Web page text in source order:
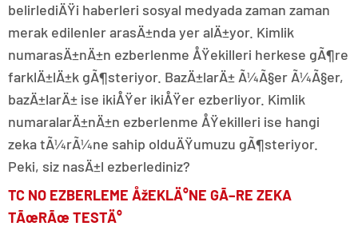
belirlediÄŸi haberleri sosyal medyada zaman zaman
merak edilenler arasÄ±nda yer alÄ±yor. Kimlik
numarasÄ±nÄ±n ezberlenme ÅŸekilleri herkese gÃ¶re
farklÄ±lÄ±k gÃ¶steriyor. BazÄ±larÄ± Ã¼Ã§er Ã¼Ã§er,
bazÄ±larÄ± ise ikiÅŸer ikiÅŸer ezberliyor. Kimlik
numaralarÄ±nÄ±n ezberlenme ÅŸekilleri ise hangi
zeka tÃ¼rÃ¼ne sahip olduÄŸumuzu gÃ¶steriyor.
Peki, siz nasÄ±l ezberlediniz?
TC NO EZBERLEME ÅžEKLÄ°NE GÃ–RE ZEKA
TÃœRÃœ TESTÄ°